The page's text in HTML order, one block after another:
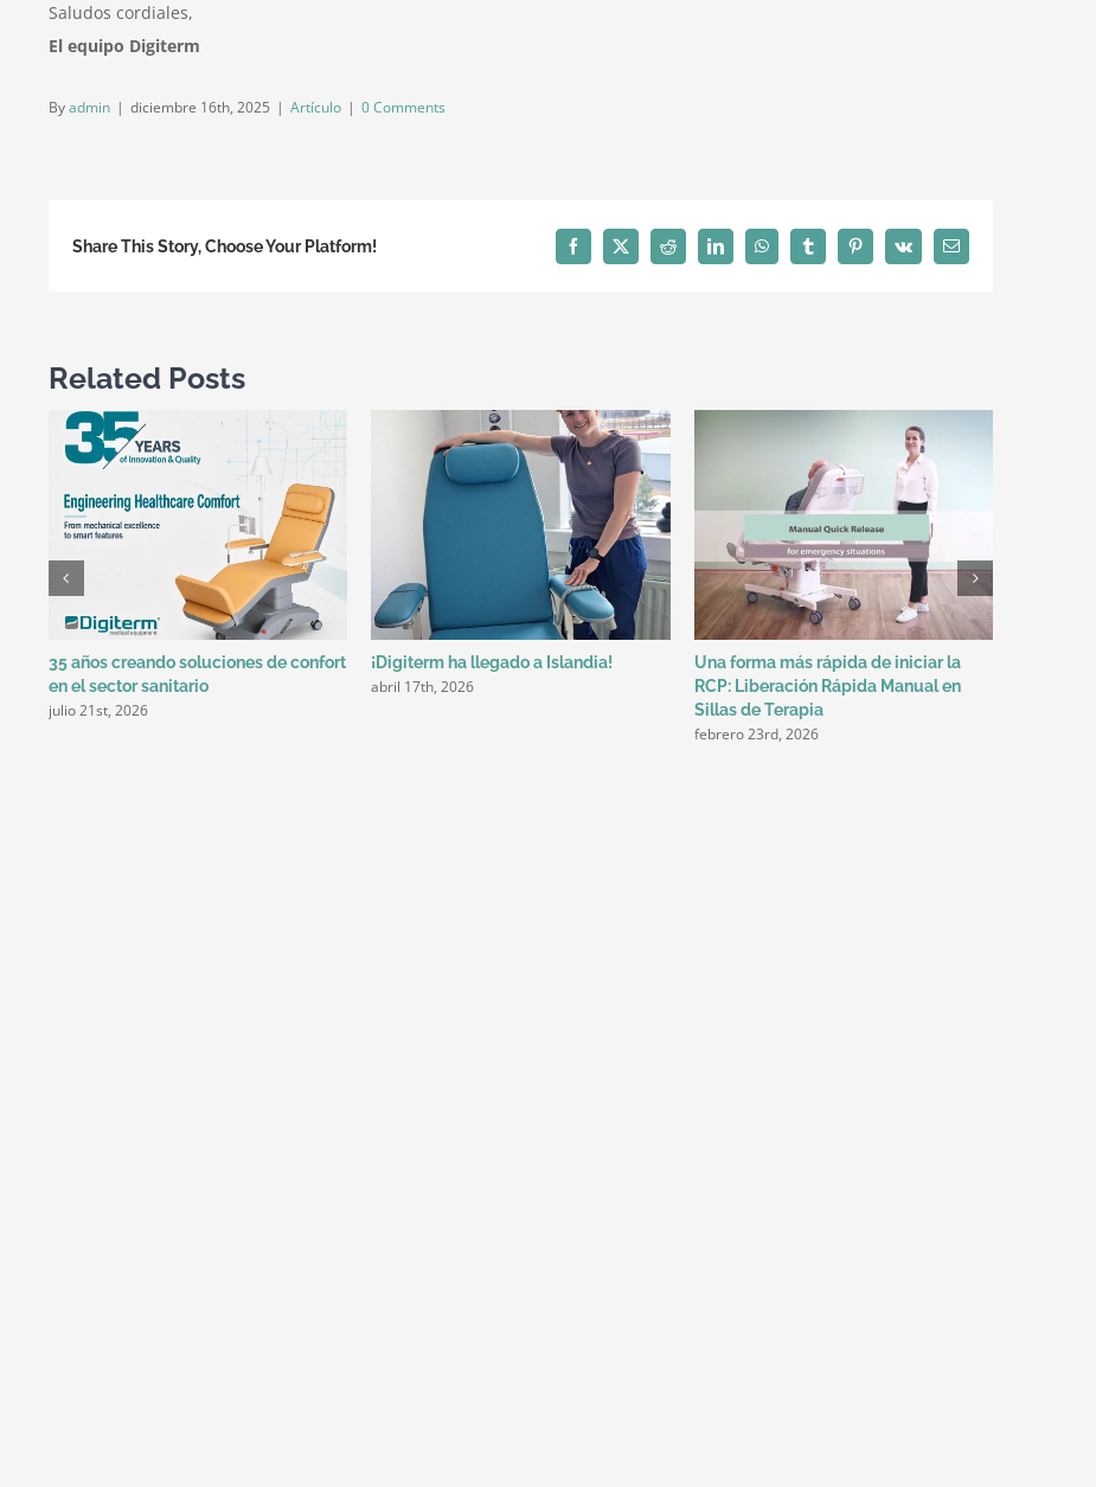
Saludos cordiales,
El equipo Digiterm
Byadmin | diciembre 16th, 2025 | Artículo | 0 Comments
Share This Story, Choose Your Platform! Facebook
X Reddit LinkedInWhatsAppTumblrPinterest
Vk Email
Related Posts
35 años creando soluciones de confort
en el sector sanitario
julio 21st, 2026
¡Digiterm ha llegado a Islandia!
abril 17th, 2026
Una forma más rápida de iniciar la
RCP: Liberación Rápida Manual en
Sillas de Terapia
febrero 23rd, 2026